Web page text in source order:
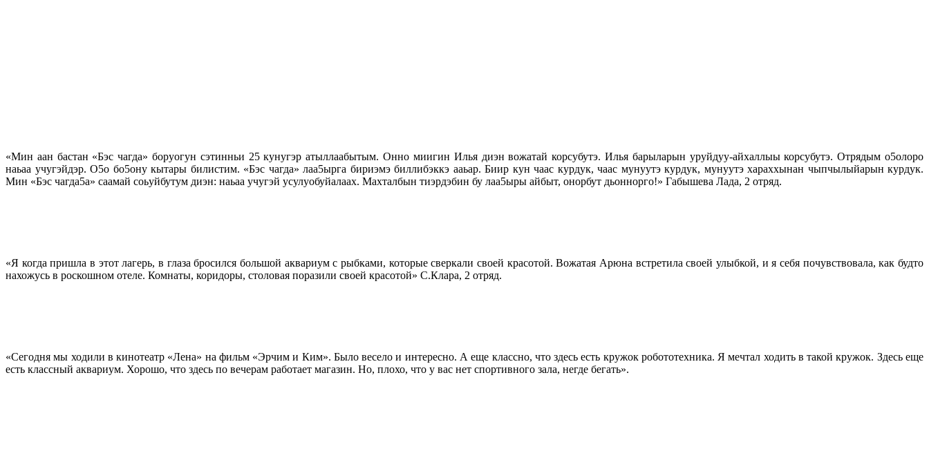
«Мин аан бастан «Бэс чагда» боруогун сэтинньи 25 кунугэр атыллаабытым. Онно миигин Илья диэн вожатай корсубутэ. Илья барыларын уруйдуу-айхаллыы корсубутэ. Отрядым о5олоро
наьаа учугэйдэр. О5о бо5ону кытары билистим. «Бэс чагда» лаа5ырга бириэмэ биллибэккэ ааьар. Биир кун чаас курдук, чаас мунуутэ курдук, мунуутэ хараххынан чыпчылыйарын курдук.
Мин «Бэс чагда5а» саамай соьуйбутум диэн: наьаа учугэй усулуобуйалаах. Махталбын тиэрдэбин бу лаа5ыры айбыт, онорбут дьоннорго!» Габышева Лада, 2 отряд.
«Я когда пришла в этот лагерь, в глаза бросился большой аквариум с рыбками, которые сверкали своей красотой. Вожатая Арюна встретила своей улыбкой, и я себя почувствовала, как будто
нахожусь в роскошном отеле. Комнаты, коридоры, столовая поразили своей красотой» С.Клара, 2 отряд.
«Сегодня мы ходили в кинотеатр «Лена» на фильм «Эрчим и Ким». Было весело и интересно. А еще классно, что здесь есть кружок робототехника. Я мечтал ходить в такой кружок. Здесь еще
есть классный аквариум. Хорошо, что здесь по вечерам работает магазин. Но, плохо, что у вас нет спортивного зала, негде бегать».